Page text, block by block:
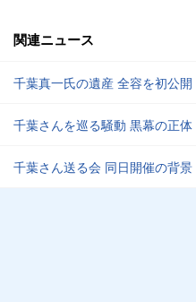
関連ニュース
千葉真一氏の遺産 全容を初公開
千葉さんを巡る騒動 黒幕の正体
千葉さん送る会 同日開催の背景